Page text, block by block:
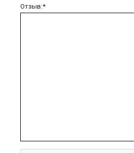
Отзыв:*